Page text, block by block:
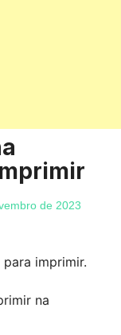
de 2023
imprimir.
na